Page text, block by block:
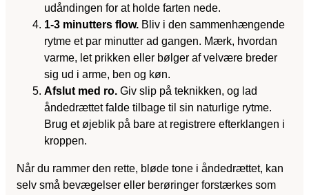
udåndingen for at holde farten nede.
1-3 minutters flow. Bliv i den sammenhængende
rytme et par minutter ad gangen. Mærk, hvordan
varme, let prikken eller bølger af velvære breder
sig ud i arme, ben og køn.
Afslut med ro. Giv slip på teknikken, og lad
åndedrættet falde tilbage til sin naturlige rytme.
Brug et øjeblik på bare at registrere efterklangen i
kroppen.
Når du rammer den rette, bløde tone i åndedrættet, kan
selv små bevægelser eller berøringer forstærkes som